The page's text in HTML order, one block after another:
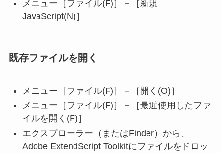
メニュー［ファイル(F)］－［新規
JavaScript(N)］
既存ファイルを開く
メニュー［ファイル(F)］－［開く(O)］
メニュー［ファイル(F)］－［最近使用したファ
イルを開く(F)］
エクスプローラー（またはFinder）から、
Adobe ExtendScript Toolkitにファイルをドロッ